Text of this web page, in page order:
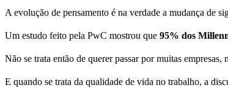
A evolução de pensamento é na verdade a mudança de
Um estudo feito pela PwC mostrou que 95% dos
Não se trata então de querer passar por muitas
E quando se trata da qualidade de vida no trabalho, a